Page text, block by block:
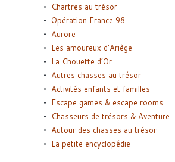
Chartres au trésor
Opération France 98
Aurore
Les amoureux d’Ariège
La Chouette d’Or
Autres chasses au trésor
Activités enfants et familles
Escape games & escape rooms
Chasseurs de trésors & Aventure
Autour des chasses au trésor
La petite encyclopédie